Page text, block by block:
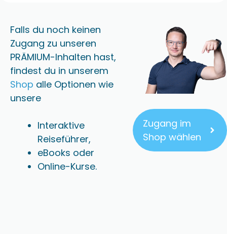
Falls du noch keinen
Zugang zu unseren
PRÄMIUM-Inhalten hast,
findest du in unserem
Shop alle Optionen wie
unsere
Interaktive
Reiseführer,
eBooks oder
Online-Kurse.
Zugang im
Shop wählen